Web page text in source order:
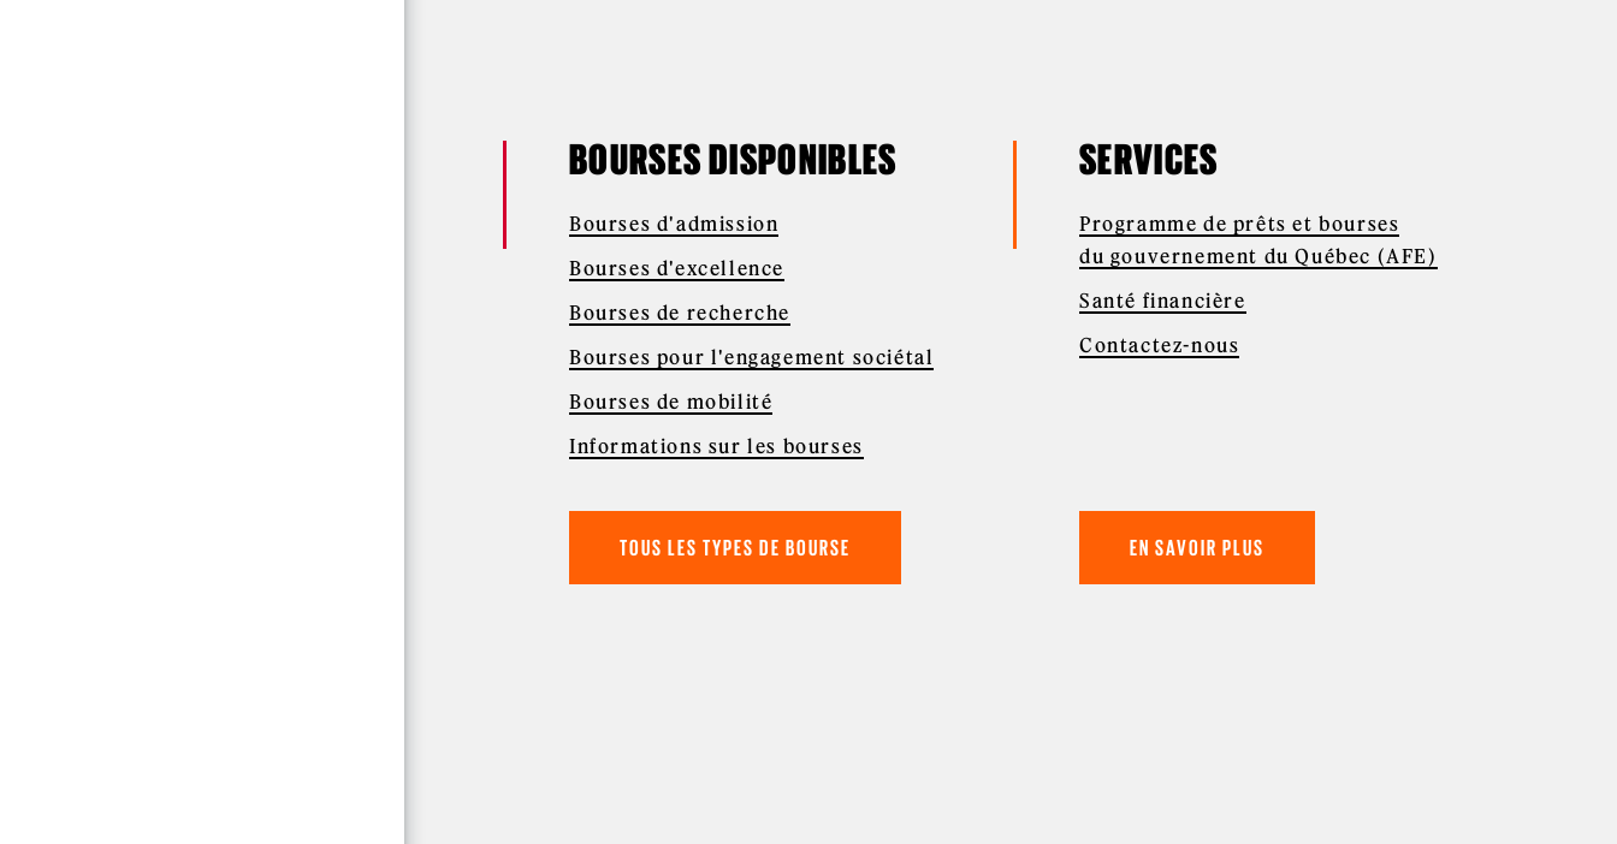
BOURSES DISPONIBLES
Bourses d'admission
Bourses d'excellence
Bourses de recherche
Bourses pour l'engagement sociétal
Bourses de mobilité
Informations sur les bourses
TOUS LES TYPES DE BOURSE
SERVICES
Programme de prêts et bourses
du gouvernement du Québec (AFE)
Santé financière
Contactez-nous
EN SAVOIR PLUS